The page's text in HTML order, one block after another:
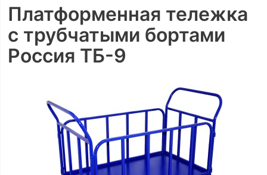
Платформенная тележка
с трубчатыми бортами
Россия ТБ-9